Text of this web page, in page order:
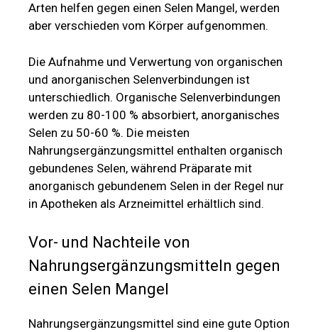
Arten helfen gegen einen Selen Mangel, werden
aber verschieden vom Körper aufgenommen.
Die Aufnahme und Verwertung von organischen
und anorganischen Selenverbindungen ist
unterschiedlich. Organische Selenverbindungen
werden zu 80-100 % absorbiert, anorganisches
Selen zu 50-60 %. Die meisten
Nahrungsergänzungsmittel enthalten organisch
gebundenes Selen, während Präparate mit
anorganisch gebundenem Selen in der Regel nur
in Apotheken als Arzneimittel erhältlich sind.
Vor- und Nachteile von
Nahrungsergänzungsmitteln gegen
einen Selen Mangel
Nahrungsergänzungsmittel sind eine gute Option